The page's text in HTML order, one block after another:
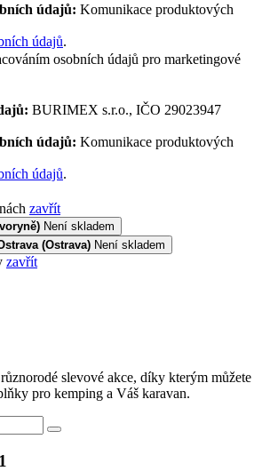
údajů: Komunikace produktových
údajů.
osobních údajů pro marketingové
BURIMEX s.r.o., IČO 29023947
údajů: Komunikace produktových
údajů.
zavřít
Není skladem
(Ostrava) Není skladem
zavřít
slevové akce, díky kterým můžete
pro kemping a Váš karavan.